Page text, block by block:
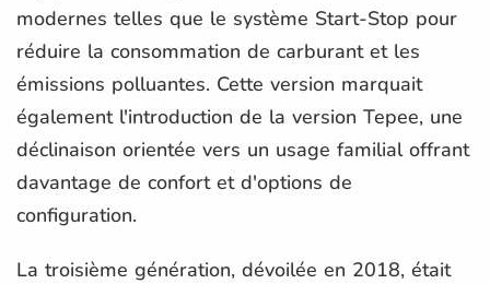
modernes telles que le système Start-Stop pour
réduire la consommation de carburant et les
émissions polluantes. Cette version marquait
également l'introduction de la version Tepee, une
déclinaison orientée vers un usage familial offrant
davantage de confort et d'options de
configuration.
La troisième génération, dévoilée en 2018, était